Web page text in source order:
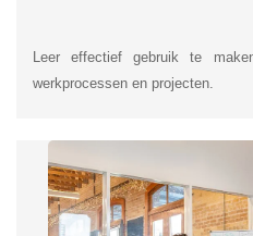
Leer effectief gebruik te
werkprocessen en projecten.